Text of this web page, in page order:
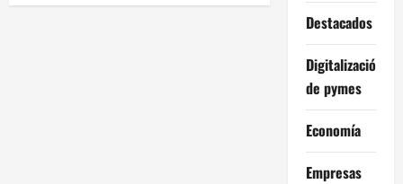
importará
Destacados
Digitalización
de pymes
Economía
Empresas